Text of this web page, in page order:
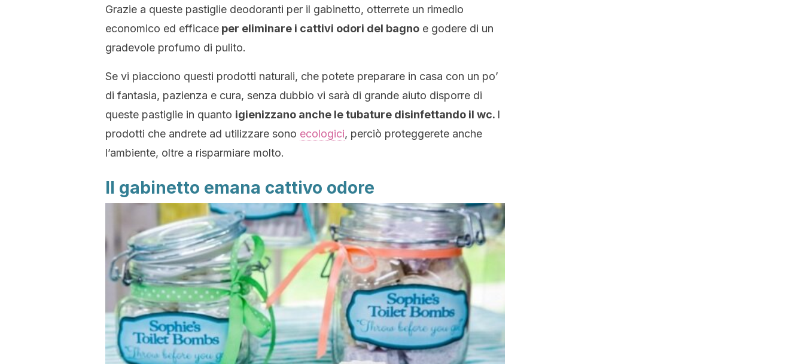
Grazie a queste pastiglie deodoranti per il gabinetto, otterrete un rimedio
economico ed efficace per eliminare i cattivi odori del bagno e godere di un
gradevole profumo di pulito.
Se vi piacciono questi prodotti naturali, che potete preparare in casa con un po’
di fantasia, pazienza e cura, senza dubbio vi sarà di grande aiuto disporre di
queste pastiglie in quanto igienizzano anche le tubature disinfettando il wc. I
prodotti che andrete ad utilizzare sono ecologici, perciò proteggerete anche
l’ambiente, oltre a risparmiare molto.
Il gabinetto emana cattivo odore